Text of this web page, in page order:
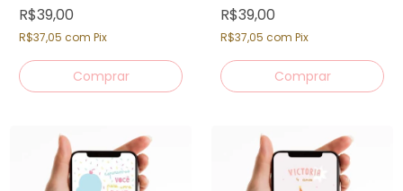
R$39,00
R$37,05 com Pix
Comprar
R$39,00
R$37,05 com Pix
Comprar